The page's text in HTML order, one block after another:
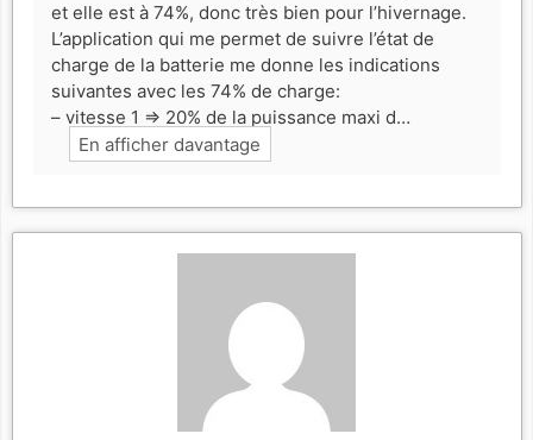
et elle est à 74%, donc très bien pour l’hivernage.
L’application qui me permet de suivre l’état de
charge de la batterie me donne les indications
suivantes avec les 74% de charge:
– vitesse 1 => 20% de la puissance maxi d…
En afficher davantage